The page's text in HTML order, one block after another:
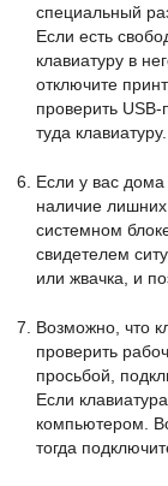
специальный
Если есть
клавиатуру в
отключите
проверить
туда клавиатуру.
Если у вас дома
наличие
системном
свидетелем
или жвачка, и
Возможно, что
проверить
просьбой,
Если
компьютером.
тогда